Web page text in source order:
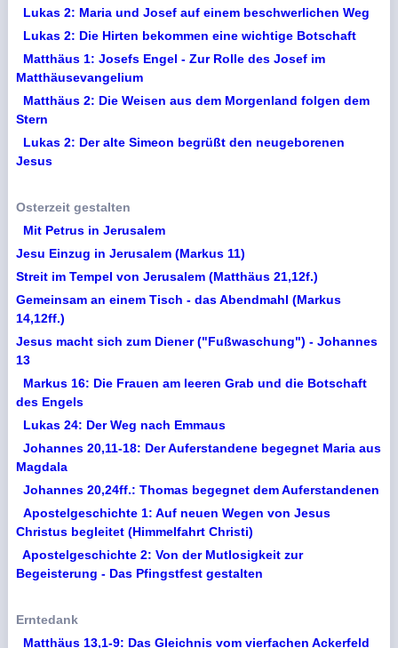
Lukas 2: Maria und Josef auf einem beschwerlichen Weg
Lukas 2: Die Hirten bekommen eine wichtige Botschaft
Matthäus 1: Josefs Engel - Zur Rolle des Josef im
Matthäusevangelium
Matthäus 2: Die Weisen aus dem Morgenland folgen dem
Stern
Lukas 2: Der alte Simeon begrüßt den neugeborenen
Jesus
Osterzeit gestalten
Mit Petrus in Jerusalem
Jesu Einzug in Jerusalem (Markus 11)
Streit im Tempel von Jerusalem (Matthäus 21,12f.)
Gemeinsam an einem Tisch - das Abendmahl (Markus
14,12ff.)
Jesus macht sich zum Diener ("Fußwaschung") - Johannes
13
Markus 16: Die Frauen am leeren Grab und die Botschaft
des Engels
Lukas 24: Der Weg nach Emmaus
Johannes 20,11-18: Der Auferstandene begegnet Maria aus
Magdala
Johannes 20,24ff.: Thomas begegnet dem Auferstandenen
Apostelgeschichte 1: Auf neuen Wegen von Jesus
Christus begleitet (Himmelfahrt Christi)
Apostelgeschichte 2: Von der Mutlosigkeit zur
Begeisterung - Das Pfingstfest gestalten
Erntedank
Matthäus 13,1-9: Das Gleichnis vom vierfachen Ackerfeld